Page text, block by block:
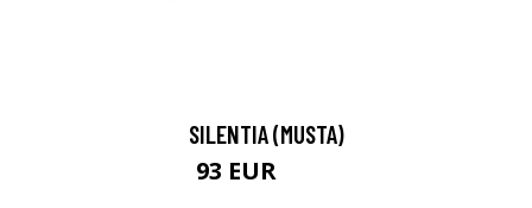
SILENTIA (MUSTA)
93 EUR